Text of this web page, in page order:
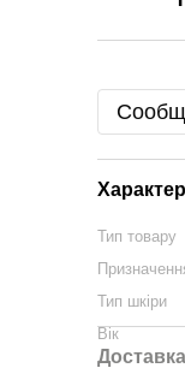
Тип товару
Тип шкіри
Вік
Доставка